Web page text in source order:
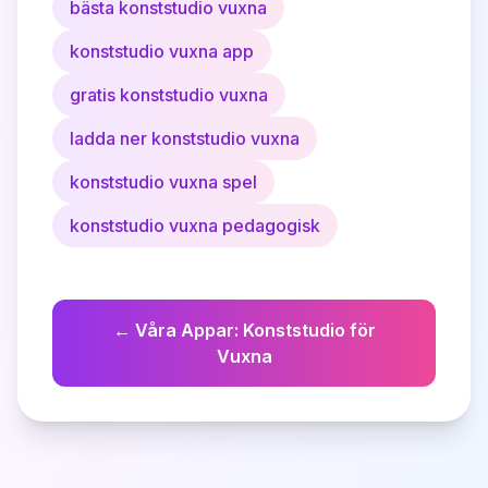
bästa konststudio vuxna
konststudio vuxna app
gratis konststudio vuxna
ladda ner konststudio vuxna
konststudio vuxna spel
konststudio vuxna pedagogisk
← Våra Appar: Konststudio för
Vuxna